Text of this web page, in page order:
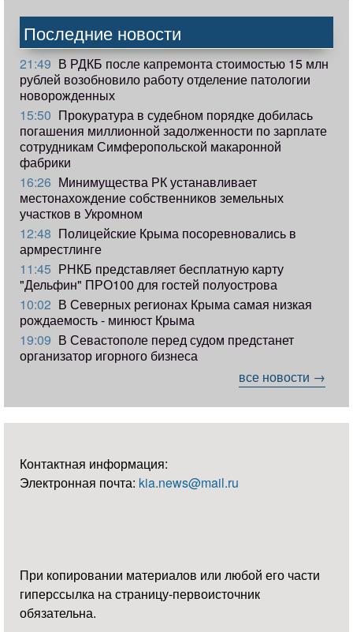
Последние новости
21:49 В РДКБ после капремонта стоимостью 15 млн
рублей возобновило работу отделение патологии
новорожденных
15:50 Прокуратура в судебном порядке добилась
погашения миллионной задолженности по зарплате
сотрудникам Симферопольской макаронной
фабрики
16:26 Минимущества РК устанавливает
местонахождение собственников земельных
участков в Укромном
12:48 Полицейские Крыма посоревновались в
армрестлинге
11:45 РНКБ представляет бесплатную карту
"Дельфин" ПРО100 для гостей полуострова
10:02 В Северных регионах Крыма самая низкая
рождаемость - минюст Крыма
19:09 В Севастополе перед судом предстанет
организатор игорного бизнеса
все новости →
Контактная информация:
Электронная почта: kia.news@mail.ru
При копировании материалов или любой его части
гиперссылка на страницу-первоисточник
обязательна.